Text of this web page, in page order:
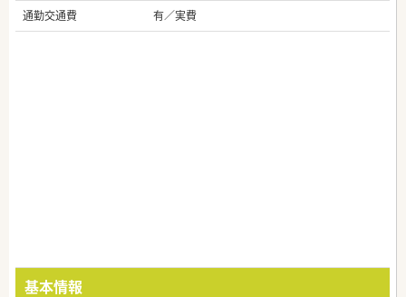
通勤交通費
有／実費
基本情報